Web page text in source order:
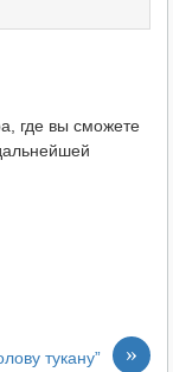
где вы сможете
»
тукану”